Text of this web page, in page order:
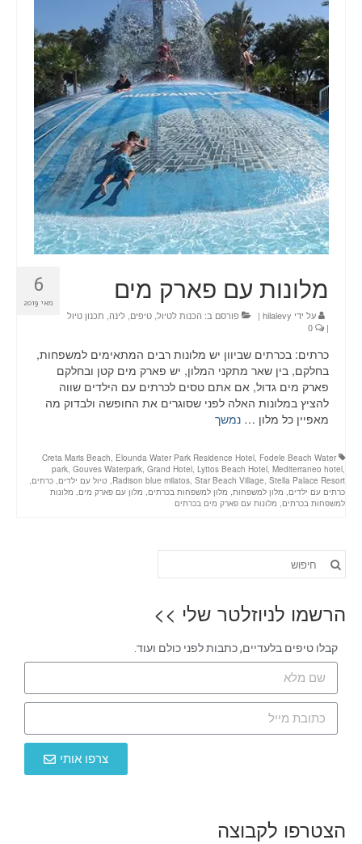
תכנון טיול בהתאמה אישית
חדשות
אודות
צור קשר
Planning a trip? Here it all begins!
עמוד הבית
6
מאי 2019 מלונות עם פארק מים
על ידי hilalevy
| פורסם ב: הכנות לטיול טיפים לינה תכנון טיול
|
כרתים: בכרתים שביוון יש מלונות רבים המתאימים למשפחות,
בחלקם, בין שאר מתקני המלון, יש פארק מים קטן ובחלקם
פארק מים גדול, אם אתם טסים לכרתים עם הילדים שווה
להציץ במלונות האלה לפני שסוגרים את החופשה ולבדוק מה
מאפיין כל מלון … נמשך
Creta Maris Beach, Elounda Water Park Residence Hotel, Fodele Beach Water
park, Gouves Waterpark, Grand Hotel, Lyttos Beach Hotel, Mediterraneo hotel,
Radison blue milatos, Star Beach Village, Stella Palace Resort
, טיול עם ילדים, כרתים,
כרתים עם ילדים, מלון למשפחות, מלון למשפחות בכרתים, מלון עם פארק מים, מלונות
למשפחות בכרתים, מלונות עם פארק מים בכרתים
הרשמו לניוזלטר שלי >>
קבלו טיפים בלעדיים, כתבות לפני כולם ועוד.
צרפו אותי
הצטרפו לקבוצה